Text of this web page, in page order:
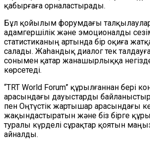
қабырғаға орналастырады.
Бұл қойылым форумдағы
адамгершілік және эмоционалды
статистиканың артында бір оқиға
салады. Жаһандық диалог тек
сонымен қатар жанашырлыққа
көрсетеді.
“TRT World Forum” құрылғаннан бері
арасындағы дауыстарды
пен Оңтүстік жартышар арасындағы
жақындастыратын және біз бірге
туралы күрделі сұрақтар қоятын
айналды.